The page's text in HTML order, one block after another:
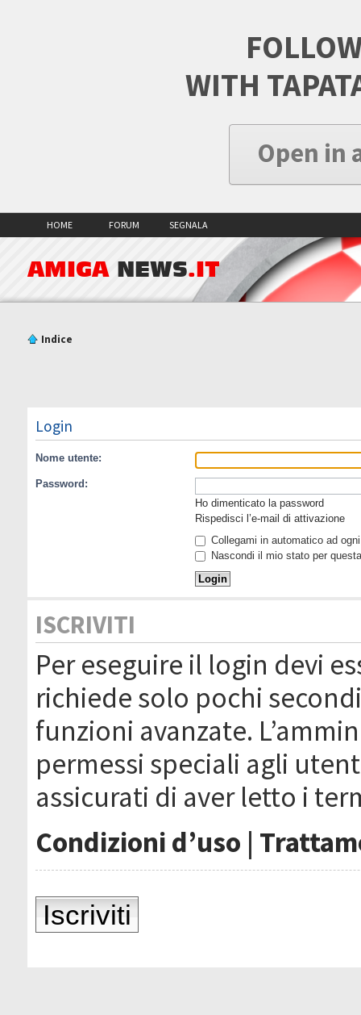
WITH
Open in
HOME FORUM SEGNALA
AMIGA NEWS.IT
Indice
Login
Nome utente:
Password:
Ho dimenticato la password
Rispedisci l’e-mail di attivazione
Collegami in automatico ad
Nascondi il mio stato per
ISCRIVITI
Per eseguire il login devi
richiede solo pochi
funzioni avanzate.
permessi speciali agli
assicurati di aver letto i
Condizioni d’uso |
Iscriviti